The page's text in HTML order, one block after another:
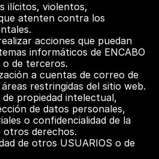
ilícitos, violentos,
atenten contra los
acciones que puedan
informáticos de ENCABO
o de terceros.
a cuentas de correo de
restringidas del sitio web.
propiedad intelectual,
de datos personales,
o confidencialidad de la
derechos.
de otros USUARIOS o de